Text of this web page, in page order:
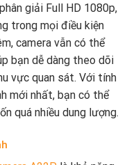
giải Full HD 1080p,
trong mọi điều kiện
camera vẫn có thể
bạn dễ dàng theo dõi
vực quan sát. Với tính
mới nhất, bạn có thể
quá nhiều dung lượng.